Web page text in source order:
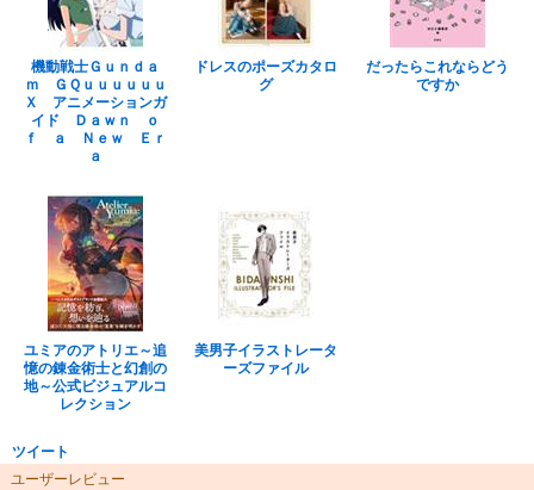
機動戦士Ｇｕｎｄａ
ｍ ＧＱｕｕｕｕｕｕ
Ｘ アニメーションガ
イド Ｄａｗｎ ｏ
ｆ ａ Ｎｅｗ Ｅｒ
ａ
ドレスのポーズカタロ
グ
だったらこれならどう
ですか
ユミアのアトリエ～追
憶の錬金術士と幻創の
地～公式ビジュアルコ
レクション
美男子イラストレータ
ーズファイル
ツイート
ユーザーレビュー